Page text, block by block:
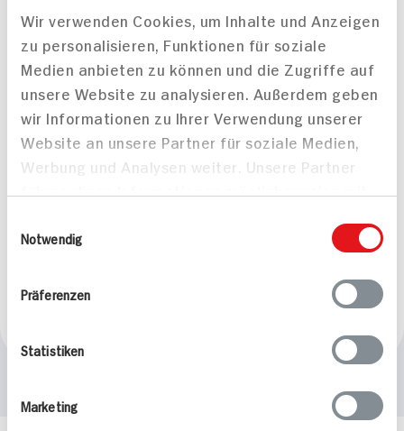
Wir verwenden Cookies, um Inhalte und Anzeigen
zu personalisieren, Funktionen für soziale
Medien anbieten zu können und die Zugriffe auf
unsere Website zu analysieren. Außerdem geben
wir Informationen zu Ihrer Verwendung unserer
Website an unsere Partner für soziale Medien,
Werbung und Analysen weiter. Unsere Partner
bereitgestellt haben oder die sie im Rahmen
Notwendig
Präferenzen
Statistiken
Marketing
Gänsekeule mit